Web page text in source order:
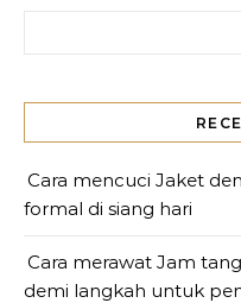
Cara mencuci Jaket
formal di siang hari
Cara merawat Jam
demi langkah untuk